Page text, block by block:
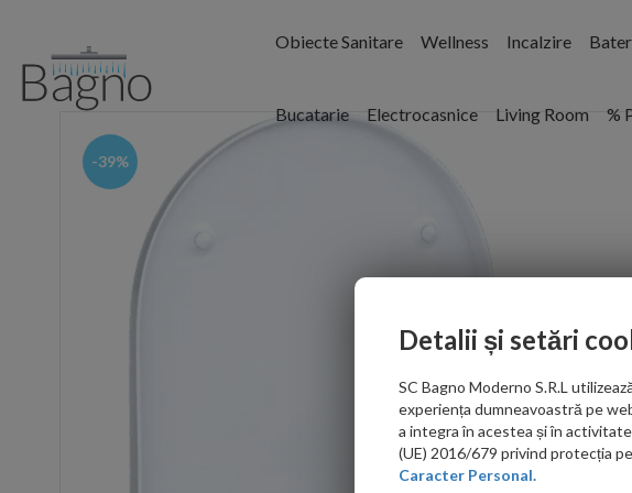
Obiecte Sanitare Wellness Incalzire
Bucatarie Electrocasnice Living Room %
-39%
Detalii și setări
SC Bagno Moderno S.R.L
experiența dumneavoastră pe
a integra în acestea și în
(UE) 2016/679 privind protecția
Caracter Personal.